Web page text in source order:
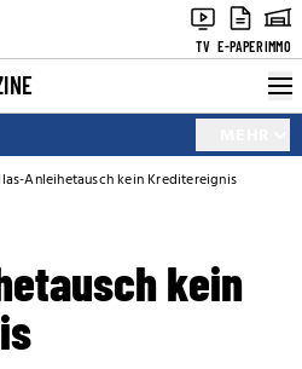
TV E-PAPERIMMO
Anleihetausch kein Kreditereignis
kein